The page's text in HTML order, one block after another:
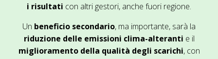
i risultati con altri gestori, anche fuori regione.
Un beneficio secondario, ma importante, sarà la
riduzione delle emissioni clima-alteranti e il
miglioramento della qualità degli scarichi, con